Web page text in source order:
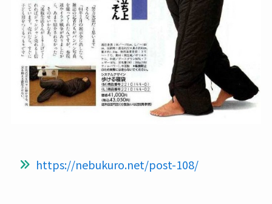
https://nebukuro.net/post-108/